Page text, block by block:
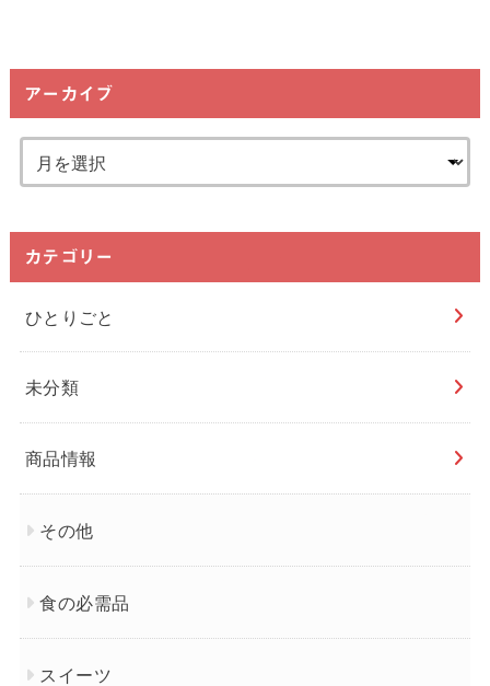
アーカイブ
カテゴリー
ひとりごと
未分類
商品情報
その他
食の必需品
スイーツ